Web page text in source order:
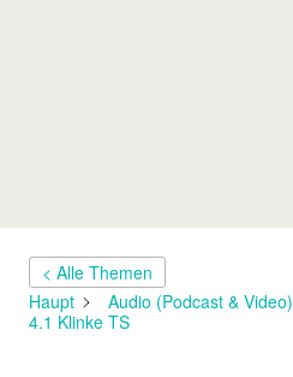
< Alle Themen
Haupt
Audio (Podcast & Video)
4.1 Klinke TS